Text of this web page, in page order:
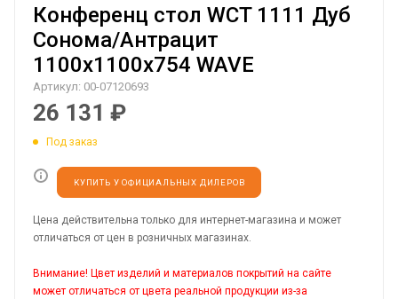
Конференц стол WCT 1111 Дуб
Сонома/Антрацит
1100х1100х754 WAVE
Артикул: 00-07120693
26 131 ₽
Под заказ
КУПИТЬ У ОФИЦИАЛЬНЫХ ДИЛЕРОВ
Цена действительна только для интернет-магазина и может
отличаться от цен в розничных магазинах.
Внимание! Цвет изделий и материалов покрытий на сайте
может отличаться от цвета реальной продукции из-за